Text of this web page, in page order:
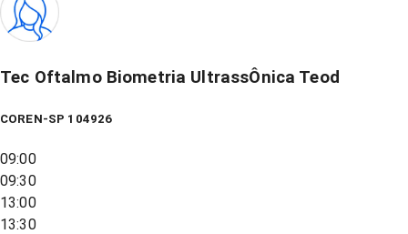
Tec Oftalmo Biometria UltrassÔnica Teod
COREN-SP 104926
09:00
09:30
13:00
13:30